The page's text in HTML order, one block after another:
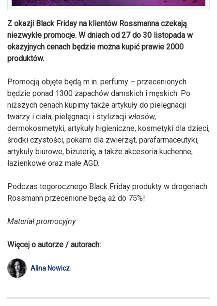
Z okazji Black Friday na klientów Rossmanna czekają
niezwykłe promocje. W dniach od 27 do 30 listopada w
okazyjnych cenach będzie można kupić prawie 2000
produktów.
Promocją objęte będą m.in. perfumy – przecenionych
będzie ponad 1300 zapachów damskich i męskich. Po
niższych cenach kupimy także artykuły do pielęgnacji
twarzy i ciała, pielęgnacji i stylizacji włosów,
dermokosmetyki, artykuły higieniczne, kosmetyki dla dzieci,
środki czystości, pokarm dla zwierząt, parafarmaceutyki,
artykuły biurowe, biżuterię, a także akcesoria kuchenne,
łazienkowe oraz małe AGD.
Podczas tegorocznego Black Friday produkty w drogeriach
Rossmann przecenione będą aż do 75%!
Materiał promocyjny
Więcej o autorze / autorach:
Alina Nowicz